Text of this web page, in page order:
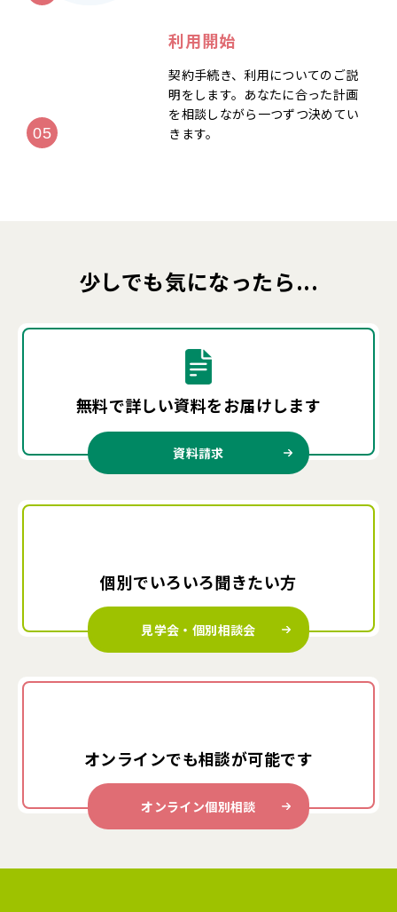
利用開始
契約手続き、利用についてのご説
明をします。あなたに合った計画
を相談しながら一つずつ決めてい
きます。
少しでも気になったら...
無料で詳しい資料をお届けします
資料請求
個別でいろいろ聞きたい方
見学会・個別相談会
オンラインでも相談が可能です
オンライン個別相談